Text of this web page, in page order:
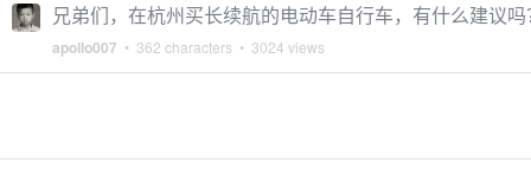
兄弟们，在杭州买长续航的电动车自行车，有什么建议
apollo007 • 362 characters • 3024 views